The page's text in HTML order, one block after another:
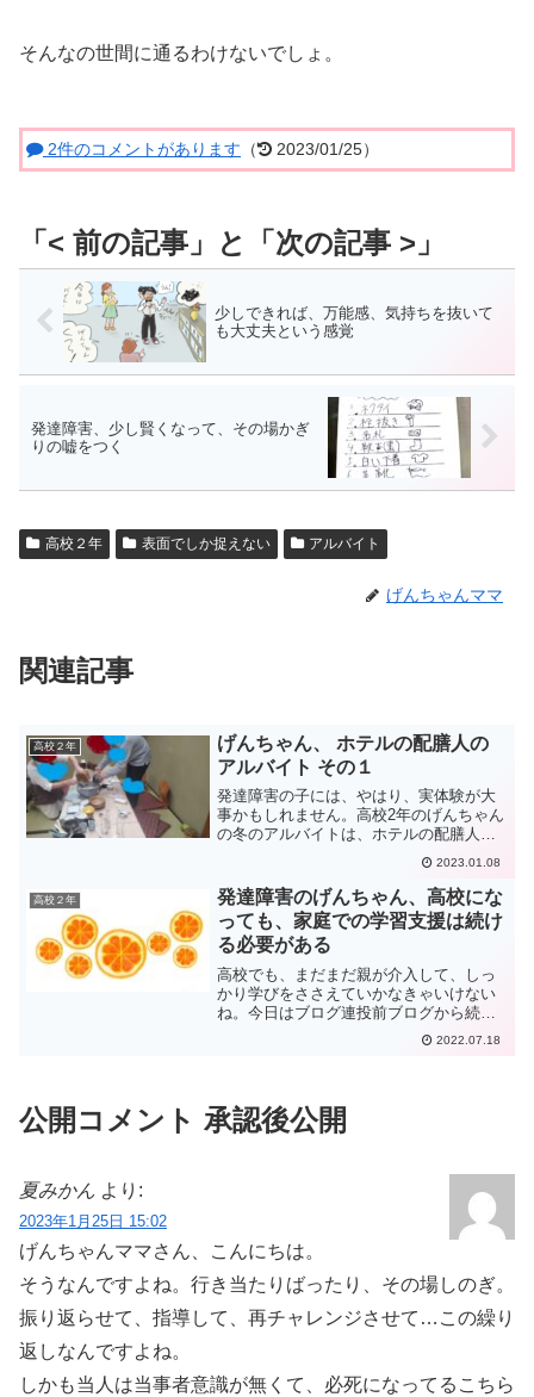
そんなの世間に通るわけないでしょ。
2件のコメントがあります （ 2023/01/25）
少しできれば、万能感、気持ちを抜いて
も大丈夫という感覚
発達障害、少し賢くなって、その場かぎ
りの嘘をつく
高校２年 表面でしか捉えない アルバイト
げんちゃんママ
関連記事
高校２年
げんちゃん、 ホテルの配膳人の
アルバイト その１
発達障害の子には、やはり、実体験が大
事かもしれません。高校2年のげんちゃん
の冬のアルバイトは、ホテルの配膳人の
アルバイトです。面接を受けに行きまし
た。普段は、ぼ～っとしているげんちゃ
んが、けっこう必死で、面接を受け、1時
間の研修を受けました。
2023.01.08
高校２年
発達障害のげんちゃん、高校にな
っても、家庭での学習支援は続け
る必要がある
高校でも、まだまだ親が介入して、しっ
かり学びをささえていかなきゃいけない
ね。今日はブログ連投前ブログから続き
ます。げんちゃんが、世界史の勉強をし
ていました。遠目に見ていたのですが、
2022.07.18
公開コメント 承認後公開
夏みかん より:
2023年1月25日 15:02
げんちゃんママさん、こんにちは。
そうなんですよね。行き当たりばったり、その場しのぎ。
振り返らせて、指導して、再チャレンジさせて…この繰り
返しなんですよね。
しかも当人は当事者意識が無くて、必死になってるこちら